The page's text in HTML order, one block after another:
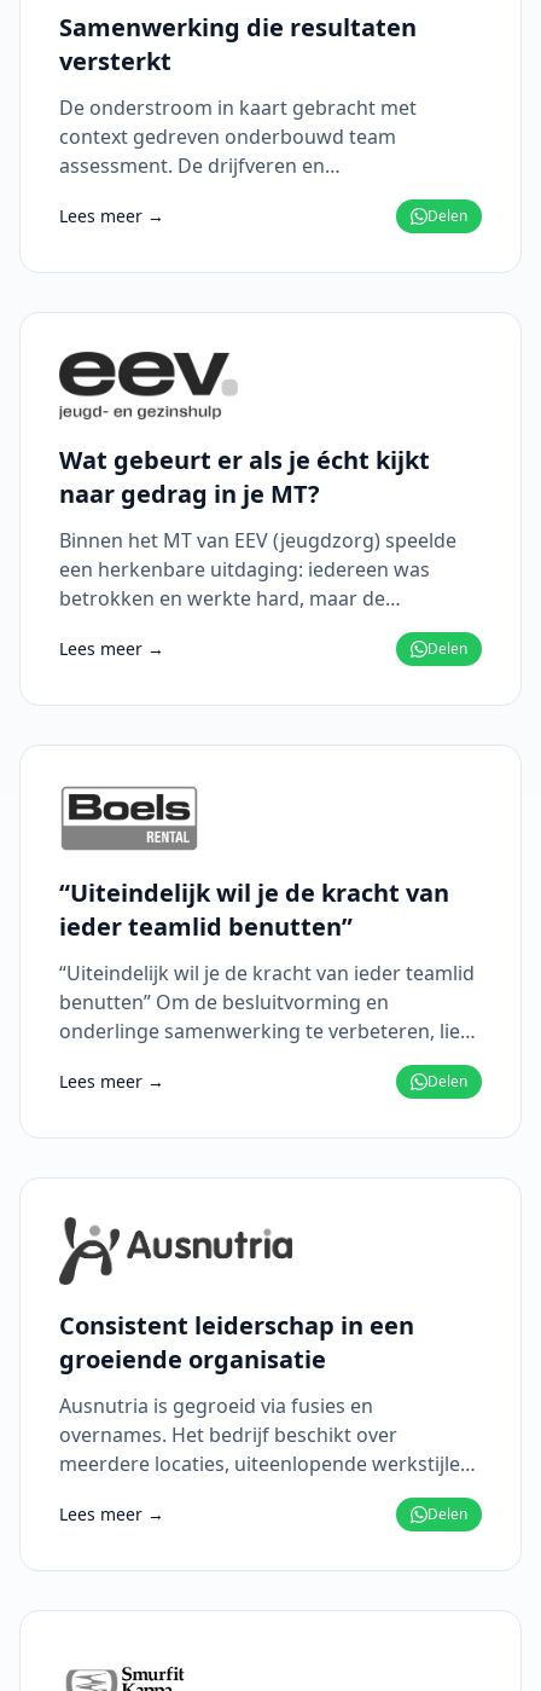
Samenwerking die resultaten
versterkt
De onderstroom in kaart gebracht met
context gedreven onderbouwd team
assessment. De drijfveren en
gedragspatronen zichtbaar werden zichtbaar.
Lees meer → Delen
Wat gebeurt er als je écht kijkt
naar gedrag in je MT?
Binnen het MT van EEV (jeugdzorg) speelde
een herkenbare uitdaging: iedereen was
betrokken en werkte hard, maar de
Lees meer → Delen
“Uiteindelijk wil je de kracht van
ieder teamlid benutten”
“Uiteindelijk wil je de kracht van ieder teamlid
benutten” Om de besluitvorming en
onderlinge samenwerking te verbeteren, liet
het MT van Boels Duitsland zich analyseren
volgen...
Lees meer → Delen
Consistent leiderschap in een
groeiende organisatie
Ausnutria is gegroeid via fusies en
overnames. Het bedrijf beschikt over
meerdere locaties, uiteenlopende werkstijlen
en een sterk operationeel DNA kenmerken de
organisatie. Tegelijkertijd ontwikkelt
kostenbewustzijn en procesdiscipline.​
Lees meer → Delen